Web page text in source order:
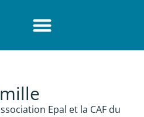
Epal et la CAF du